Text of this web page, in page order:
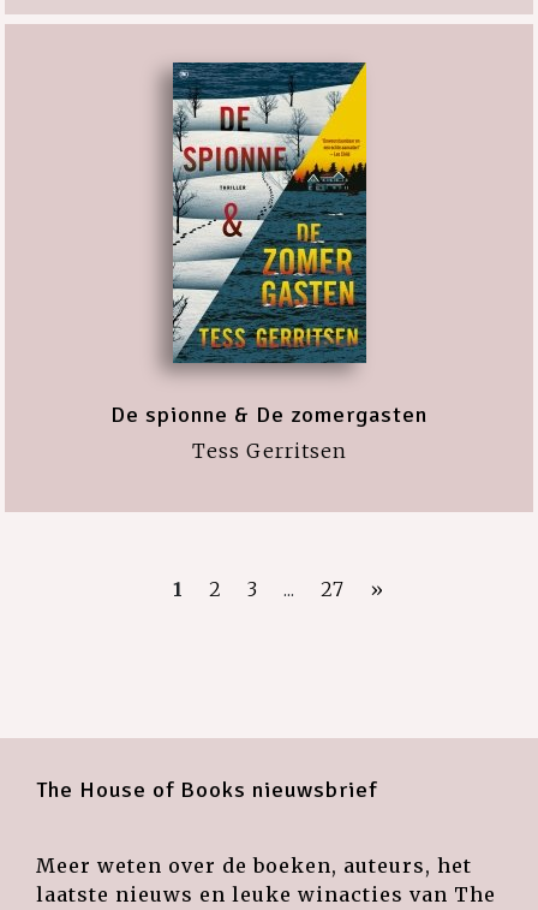
De spionne & De zomergasten
Tess Gerritsen
1 2 3 ... 27 »
The House of Books nieuwsbrief
Meer weten over de boeken, auteurs, het
laatste nieuws en leuke winacties van The